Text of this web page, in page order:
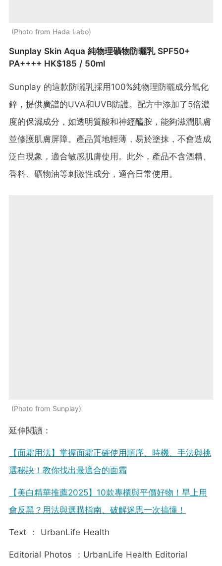
Photo from Hada Labo
Sunplay Skin Aqua 純物理礦物防曬乳 SPF50+
PA++++ HK$185 / 50ml
Sunplay 的這款防曬乳採用100%純物理防曬成分氧化
鋅，提供廣譜的UVA和UVB防護。​配方中添加了5倍濃
度的保濕成分，如透明質酸和神經醯胺，能夠滋潤肌膚
並修護肌膚屏障。​產品質地輕薄，易於塗抹，不會造成
泛白現象，適合敏感肌膚使用。​此外，產品不含酒精、
香料、礦物油等刺激性成分，適合日常使用。​
Photo from Sunplay
延伸閱讀：
【面霜用法】掌握面霜正確使用順序、時機、手法與挑
選秘訣！教你找出最適合的面霜
【美白精華推薦2025】10款專櫃與平價好物！早上用
會反黑？用法與選購指南、破解迷思一次搞懂！
Text ： UrbanLife Health
Editorial Photos ： UrbanLife Health Editorial